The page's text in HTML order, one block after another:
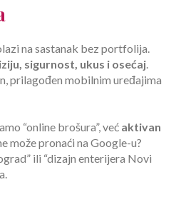
na sastanak bez portfolija.
sigurnost, ukus i osećaj
prilagođen mobilnim uređajima
“online brošura”, već aktivan
može pronaći na Google-u?
ili “dizajn enterijera Novi